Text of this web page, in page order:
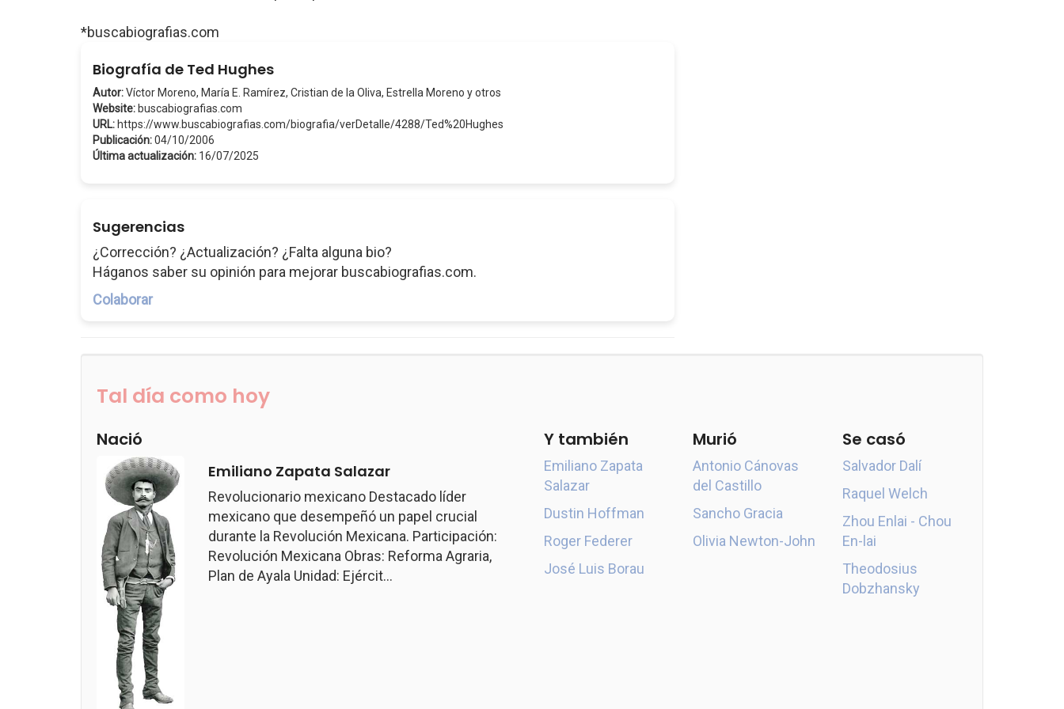
*buscabiografias.com
Biografía de Ted Hughes
Autor:Víctor Moreno, María E. Ramírez, Cristian de la Oliva, Estrella Moreno y otros
Website: buscabiografias.com
URL: https://www.buscabiografias.com/biografia/verDetalle/4288/Ted%20Hughes
Publicación:04/10/2006
Última actualización: 16/07/2025
Sugerencias
¿Corrección? ¿Actualización? ¿Falta alguna bio?
Háganos saber su opinión para mejorar buscabiografias.com.
Colaborar
Tal día como hoy
Nació
Emiliano Zapata Salazar
Revolucionario mexicano Destacado líder
mexicano que desempeñó un papel crucial
durante la Revolución Mexicana. Participación:
Revolución Mexicana Obras: Reforma Agraria,
Plan de Ayala Unidad: Ejércit...
Y también
Emiliano Zapata
Salazar
Dustin Hoffman
Roger Federer
José Luis Borau
Murió
Antonio Cánovas
del Castillo
Sancho Gracia
Olivia Newton-John
Se casó
Salvador Dalí
Raquel Welch
Zhou Enlai - Chou
En-lai
Theodosius
Dobzhansky